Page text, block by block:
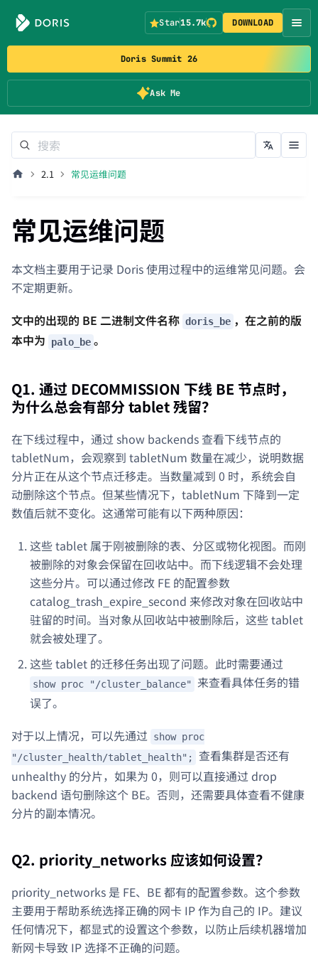
Doris Summit 26
Ask Me
Star15.7k DOWNLOAD
2.1 常见运维问题
常见运维问题
本文档主要用于记录 Doris 使用过程中的运维常见问题。会
不定期更新。
文中的出现的 BE 二进制文件名称 doris_be ，在之前的版
本中为
palo_be 。
Q1. 通过 DECOMMISSION 下线 BE 节点时，
为什么总会有部分 tablet 残留？
在下线过程中，通过 show backends 查看下线节点的
tabletNum，会观察到 tabletNum 数量在减少，说明数据
分片正在从这个节点迁移走。当数量减到 0 时，系统会自
动删除这个节点。但某些情况下，tabletNum 下降到一定
数值后就不变化。这通常可能有以下两种原因：
这些 tablet 属于刚被删除的表、分区或物化视图。而刚
被删除的对象会保留在回收站中。而下线逻辑不会处理
这些分片。可以通过修改 FE 的配置参数
catalog_trash_expire_second 来修改对象在回收站中
驻留的时间。当对象从回收站中被删除后，这些 tablet
就会被处理了。
这些 tablet 的迁移任务出现了问题。此时需要通过
show proc "/cluster_balance"
来查看具体任务的错
误了。
对于以上情况，可以先通过
show proc
"/cluster_health/tablet_health";
查看集群是否还有
unhealthy 的分片，如果为 0，则可以直接通过 drop
backend 语句删除这个 BE。否则，还需要具体查看不健康
分片的副本情况。
Q2. priority_networks 应该如何设置？
priority_networks 是 FE、BE 都有的配置参数。这个参数
主要用于帮助系统选择正确的网卡 IP 作为自己的 IP。建议
任何情况下，都显式的设置这个参数，以防止后续机器增加
新网卡导致 IP 选择不正确的问题。